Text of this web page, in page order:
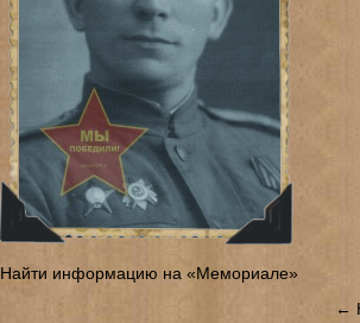
Найти информацию на «Мемориале»
←